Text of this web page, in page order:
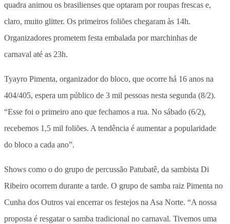
quadra animou os brasilienses que optaram por roupas frescas e,
claro, muito glitter. Os primeiros foliões chegaram às 14h.
Organizadores prometem festa embalada por marchinhas de
carnaval até as 23h.
Tyayro Pimenta, organizador do bloco, que ocorre há 16 anos na
404/405, espera um público de 3 mil pessoas nesta segunda (8/2).
“Esse foi o primeiro ano que fechamos a rua. No sábado (6/2),
recebemos 1,5 mil foliões. A tendência é aumentar a popularidade
do bloco a cada ano”.
Shows como o do grupo de percussão Patubatê, da sambista Di
Ribeiro ocorrem durante a tarde. O grupo de samba raiz Pimenta no
Cunha dos Outros vai encerrar os festejos na Asa Norte. “A nossa
proposta é resgatar o samba tradicional no carnaval. Tivemos uma